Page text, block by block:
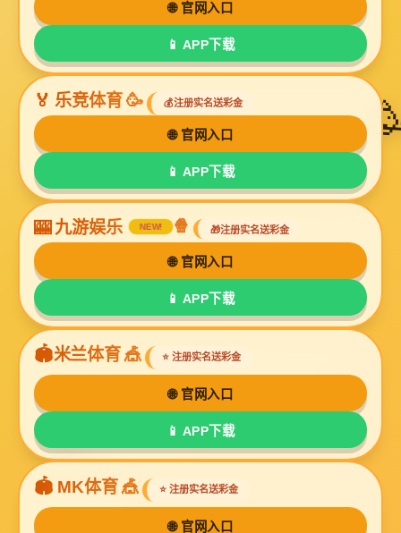
如果您对球友会体育 的产品有任何疑问或需要更多
相关信息，欢迎在此留言，球友会体育 会尽快与您
联系